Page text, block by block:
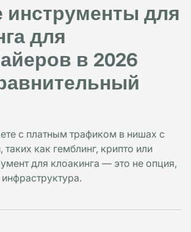
для
для
в 2026
с платным трафиком в нишах с
как гемблинг, крипто или
для клоакинга — это не опция,